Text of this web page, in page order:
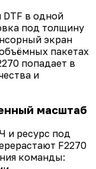
DTF в одной
под толщину
экран
пакетах
попадает в
и
масштаб
и ресурс под
F2270
команды: